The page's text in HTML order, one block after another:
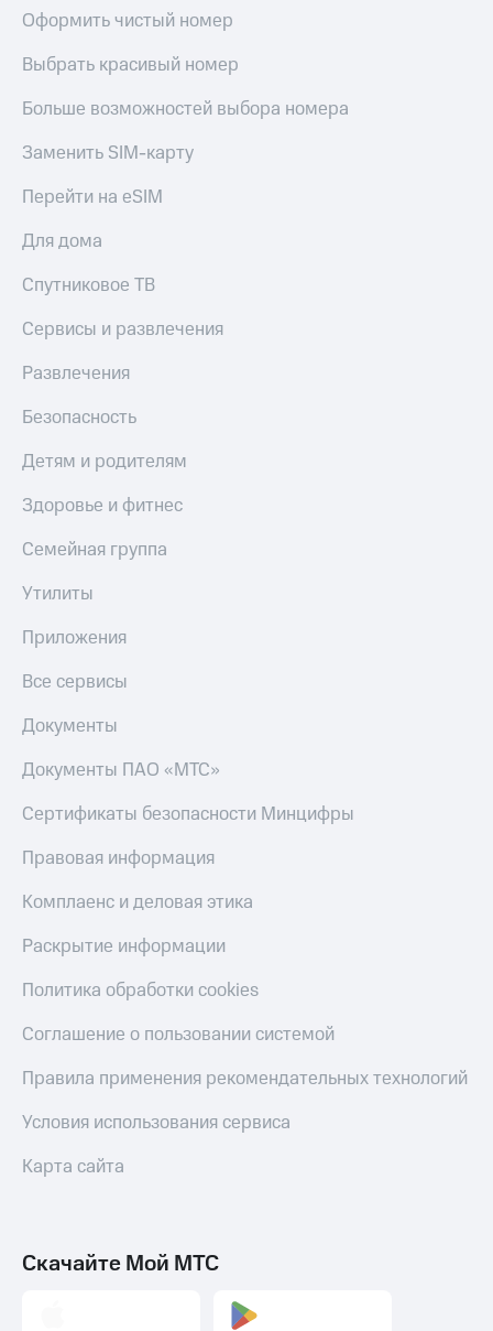
Оформить чистый номер
Выбрать красивый номер
Больше возможностей выбора номера
Заменить SIM-карту
Перейти на eSIM
Для дома
Спутниковое ТВ
Сервисы и развлечения
Развлечения
Безопасность
Детям и родителям
Здоровье и фитнес
Семейная группа
Утилиты
Приложения
Все сервисы
Документы
Документы ПАО «МТС»
Сертификаты безопасности Минцифры
Правовая информация
Комплаенс и деловая этика
Раскрытие информации
Политика обработки cookies
Соглашение о пользовании системой
Правила применения рекомендательных технологий
Условия использования сервиса
Карта сайта
Скачайте Мой МТС